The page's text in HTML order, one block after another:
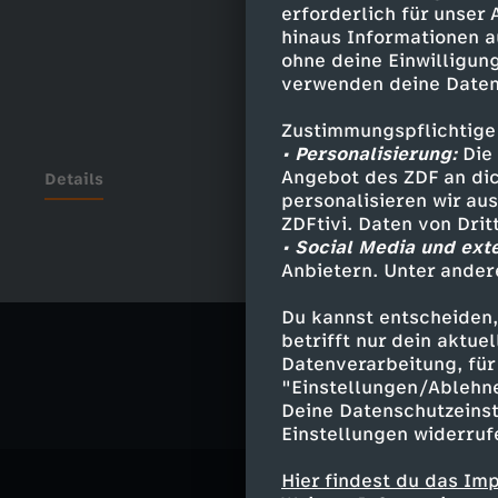
erforderlich für unser
hinaus Informationen
ohne deine
verwenden deine
• Personalisierung:Die
Angebot des ZDF an
personalisieren wir
ZDFtivi. Daten von
• Social Media und
Anbietern. Unter
Du kannst
betrifft nur dein
Datenverarbeitung,
"Einstellungen/
Deine
Einstellungen
Hier findest du das
Details
Ähnliche
Politik